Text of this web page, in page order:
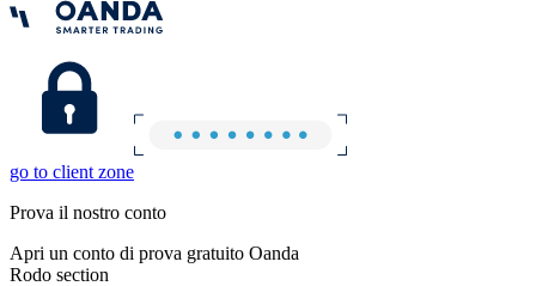
go to client zone
Prova il nostro conto
Apri un conto di prova gratuito Oanda
Rodo section